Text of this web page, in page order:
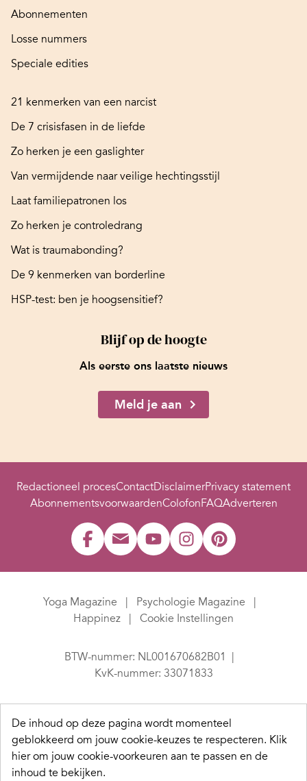
Abonnementen
Losse nummers
Speciale edities
21 kenmerken van een narcist
De 7 crisisfasen in de liefde
Zo herken je een gaslighter
Van vermijdende naar veilige hechtingsstijl
Laat familiepatronen los
Zo herken je controledrang
Wat is traumabonding?
De 9 kenmerken van borderline
HSP-test: ben je hoogsensitief?
Blijf op de hoogte
Als eerste ons laatste nieuws
Meld je aan
Redactioneel procesContactDisclaimerPrivacy statement
AbonnementsvoorwaardenColofonFAQAdverteren
Yoga Magazine
Psychologie Magazine
Happinez
Cookie Instellingen
BTW-nummer: NL001670682B01
KvK-nummer: 33071833
De inhoud op deze pagina wordt momenteel
geblokkeerd om jouw cookie-keuzes te respecteren. Klik
hier om jouw cookie-voorkeuren aan te passen en de
inhoud te bekijken.